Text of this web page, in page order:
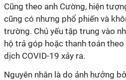
Cũng theo anh Cường, hiện
cũng có nhưng phổ phiến và
trường. Chủ yếu tập trung vào
hộ trả góp hoặc thanh toán
dịch COVID-19 xảy ra.
Nguyên nhân là do ảnh hưởng